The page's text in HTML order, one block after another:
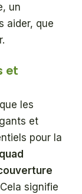
un
aider, que
et
les
et
pour la
signifie